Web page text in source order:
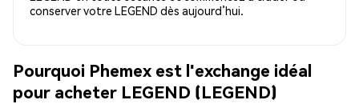
conserver votre LEGEND dès aujourd’hui.
Pourquoi Phemex est l'exchange idéal
pour acheter LEGEND (LEGEND)